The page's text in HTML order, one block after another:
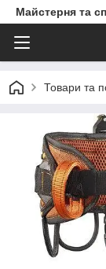
Майстерня та
Товари та